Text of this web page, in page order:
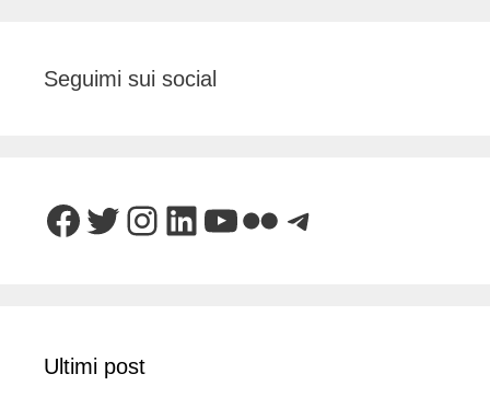
Seguimi sui social
Facebook
Twitter
Instagram
LinkedIn
YouTube
FlickrTelegram
Ultimi post